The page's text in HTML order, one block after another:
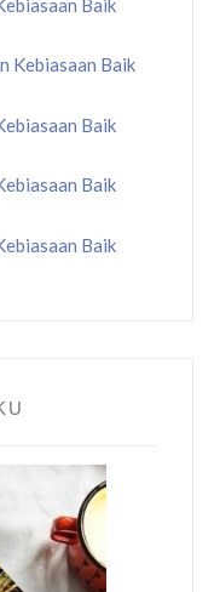
Kebiasaan Baik
Baik
Baik
Baik